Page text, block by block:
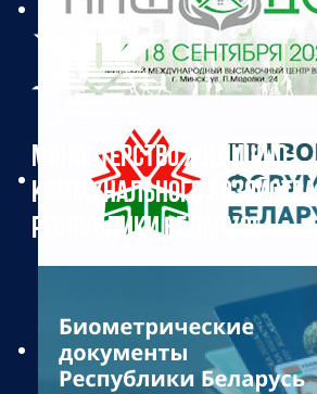
МИНИСТЕРСТВО ЖИЛИЩНО-
КОММУНАЛЬНОГО ХОЗЯЙСТВА
РЕСПУБЛИКИ БЕЛАРУСЬ